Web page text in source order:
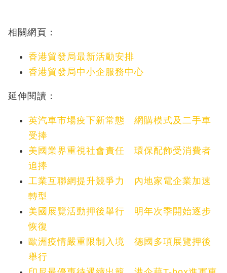
相關網頁：
香港貿發局最新活動安排
香港貿發局中小企服務中心
延伸閱讀：
英汽車市場疫下新常態 網購模式及二手車
受捧
美國業界重視社會責任 環保配飾受消費者
追捧
工業互聯網提升競爭力 內地家電企業加速
轉型
美國展覽活動押後舉行 明年次季開始逐步
恢復
歐洲疫情嚴重限制入境 德國多項展覽押後
舉行